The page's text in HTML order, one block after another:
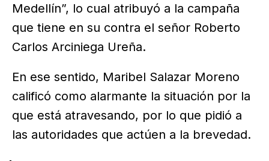
Medellín”, lo cual atribuyó a la campaña
que tiene en su contra el señor Roberto
Carlos Arciniega Ureña.
En ese sentido, Maribel Salazar Moreno
calificó como alarmante la situación por la
que está atravesando, por lo que pidió a
las autoridades que actúen a la brevedad.